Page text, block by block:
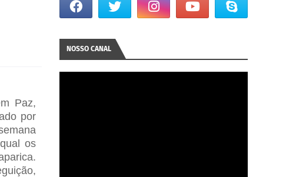
Paz,
por
os
NOSSO CANAL